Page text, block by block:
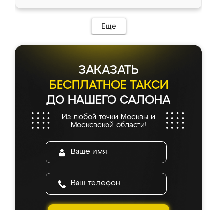
Еще
ЗАКАЗАТЬ
БЕСПЛАТНОЕ ТАКСИ
ДО НАШЕГО САЛОНА
Из любой точки Москвы и
Московской области!